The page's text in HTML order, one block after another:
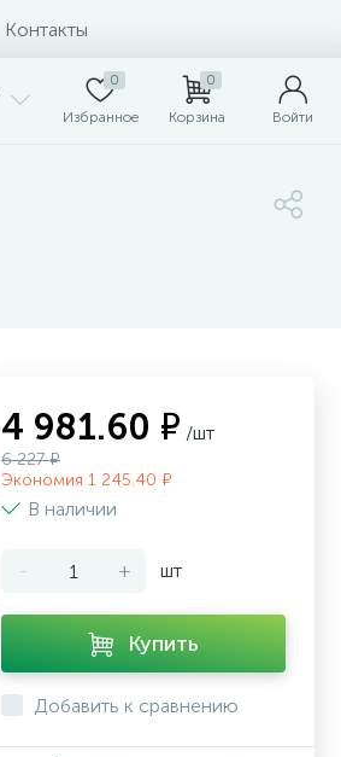
Контакты
0
Избранное
0
Корзина Войти
4 981.60 ₽ /шт
6 227 ₽
Экономия 1 245.40 ₽
В наличии
- + шт
Купить
Добавить к сравнению